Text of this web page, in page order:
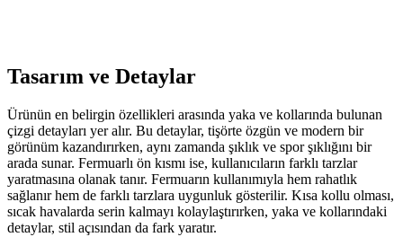
Tasarım ve Detaylar
Ürünün en belirgin özellikleri arasında yaka ve kollarında bulunan
çizgi detayları yer alır. Bu detaylar, tişörte özgün ve modern bir
görünüm kazandırırken, aynı zamanda şıklık ve spor şıklığını bir
arada sunar. Fermuarlı ön kısmı ise, kullanıcıların farklı tarzlar
yaratmasına olanak tanır. Fermuarın kullanımıyla hem rahatlık
sağlanır hem de farklı tarzlara uygunluk gösterilir. Kısa kollu olması,
sıcak havalarda serin kalmayı kolaylaştırırken, yaka ve kollarındaki
detaylar, stil açısından da fark yaratır.